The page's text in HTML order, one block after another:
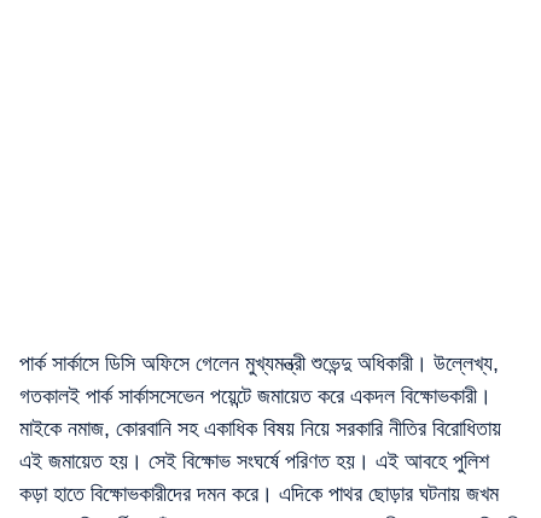
পার্ক সার্কাসে ডিসি অফিসে গেলেন মুখ্যমন্ত্রী শুভেন্দু অধিকারী। উল্লেখ্য,
গতকালই পার্ক সার্কাসসেভেন পয়েন্টে জমায়েত করে একদল বিক্ষোভকারী।
মাইকে নমাজ, কোরবানি সহ একাধিক বিষয় নিয়ে সরকারি নীতির বিরোধিতায়
এই জমায়েত হয়। সেই বিক্ষোভ সংঘর্ষে পরিণত হয়। এই আবহে পুলিশ
কড়া হাতে বিক্ষোভকারীদের দমন করে। এদিকে পাথর ছোড়ার ঘটনায় জখম